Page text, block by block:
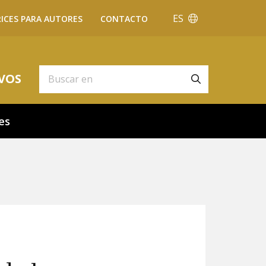
PARA AUTORES CONTACTO ES